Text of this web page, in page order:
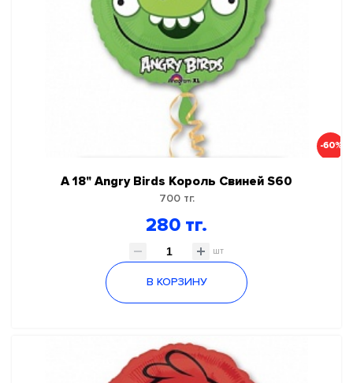
-60%
А 18" Angry Birds Король Свиней S60
700 тг.
280 тг.
шт
В КОРЗИНУ